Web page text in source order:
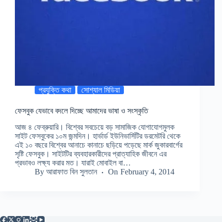
প্রযুক্তি কথা সোশ্যাল মিডিয়া
ফেসবুক যেভাবে বদলে দিচ্ছে আমাদের ভাষা ও সংস্কৃতি
আজ ৪ ফেব্রুয়ারি। বিশ্বের সবচেয়ে বড় সামাজিক যোগাযোগমুলক
সাইট ফেসবুকের ১০ম জন্মদিন। হার্ভার্ড ইউনিভার্সিটির ডরমেটরি থেকে
এই ১০ বছরে বিশ্বের আনাচে কানাচে ছড়িয়ে পড়েছে মার্ক জুকারবার্গের
সৃষ্টি ফেসবুক। সাইটটির ব্যবহারকারীদের প্রাত্যাহিক জীবনে এর
প্রভাবও লক্ষ্য করার মত। যারাই মোবাইল বা…
By আরাফাত বিন সুলতান On February 4, 2014